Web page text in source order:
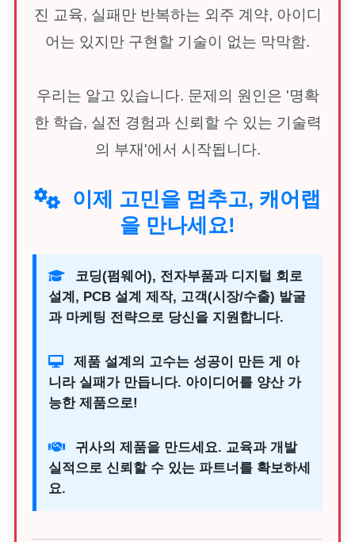
진 교육, 실패만 반복하는 외주 계약, 아이디
어는 있지만 구현할 기술이 없는 막막함.
우리는 알고 있습니다. 문제의 원인은 '명확
한 학습, 실전 경험과 신뢰할 수 있는 기술력
의 부재'에서 시작됩니다.
이제 고민을 멈추고, 캐어랩
을 만나세요!
코딩(펌웨어), 전자부품과 디지털 회로
설계, PCB 설계 제작, 고객(시장/수출) 발굴
과 마케팅 전략으로 당신을 지원합니다.
제품 설계의 고수는 성공이 만든 게 아
니라 실패가 만듭니다. 아이디어를 양산 가
능한 제품으로!
귀사의 제품을 만드세요. 교육과 개발
실적으로 신뢰할 수 있는 파트너를 확보하세
요.